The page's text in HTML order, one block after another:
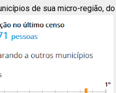
de sua micro-região,